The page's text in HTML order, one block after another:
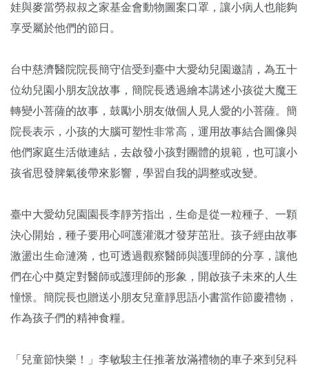
娃與麥當勞叔叔之家基金會動物圖案口罩，讓小病人也能夠
享受屬於他們的節日。
台中慈濟醫院院長簡守信受到臺中大愛幼兒園邀請，為五十
位幼兒園小朋友說故事，簡院長透過繪本講述小孩從大魔王
轉變小菩薩的故事，鼓勵小朋友做個人見人愛的小菩薩。簡
院長表示，小孩的大腦可塑性非常高，運用故事結合圖像與
他們家庭生活做連結，去啟發小孩對團體的規範，也可讓小
孩省思發脾氣後帶來影響，學習自我的調整或改變。
臺中大愛幼兒園園長李靜芳指出，生命是從一粒種子、一顆
決心開始，種子要用心呵護灌溉才發芽茁壯。孩子經由故事
激盪出生命漣漪，也可透過觀察醫師與護理師的分享，讓他
們在心中奠定對醫師或護理師的形象，開啟孩子未來的人生
憧憬。簡院長也贈送小朋友兒童靜思語小書當作節慶禮物，
作為孩子們的精神食糧。
「兒童節快樂！」李敏駿主任推著放滿禮物的車子來到兒科